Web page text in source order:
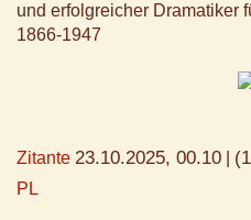
und erfolgreicher Dramatiker
1866-1947
Zitante 23.10.2025, 00.10
PL